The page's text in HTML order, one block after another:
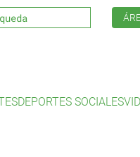
DEPORTES SOCIALES